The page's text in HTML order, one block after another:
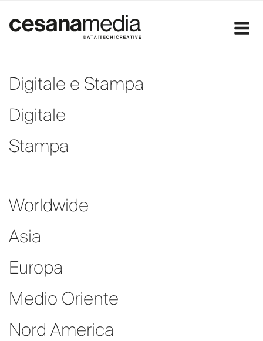
contenuto
Digitale e Stampa
Digitale
Stampa
Worldwide
Asia
Europa
Medio Oriente
Nord America